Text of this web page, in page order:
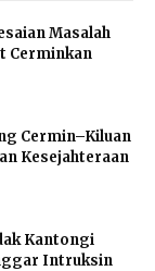
Masalah
Cerminkan
Cermin–Kiluan
Kesejahteraan
Kantongi
Intruksin